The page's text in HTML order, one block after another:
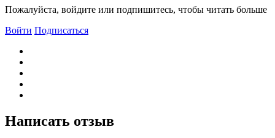
Пожалуйста, войдите или подпишитесь, чтобы читать больше
Войти Подписаться
Написать отзыв